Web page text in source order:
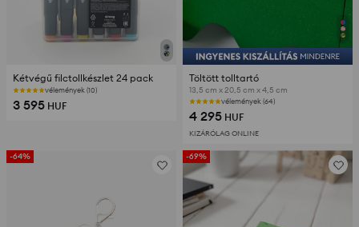
Kétvégű filctollkészlet 24 pack
vélemények (10)
3 595 HUF
Töltött tolltartó
13,5 cm x 20,5 cm x 4,5 cm
vélemények (64)
4 295 HUF
KIZÁRÓLAG ONLINE
-64% -69%